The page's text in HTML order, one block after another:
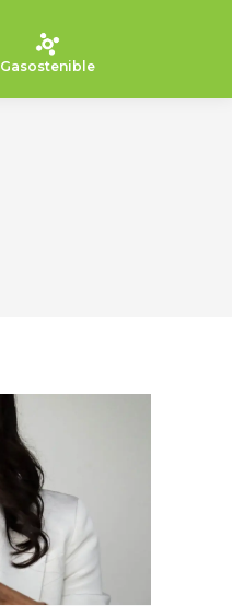
Gasostenible